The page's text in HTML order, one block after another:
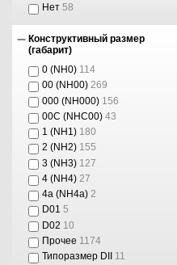
Нет 58
Конструктивный размер
(габарит)
0 (NH0) 114
00 (NH00) 269
000 (NH000) 156
00С (NHC00) 43
1 (NH1) 180
2 (NH2) 155
3 (NH3) 127
4 (NH4) 27
4а (NH4a) 2
D01 5
D02 10
Прочее 1174
Типоразмер DII 11